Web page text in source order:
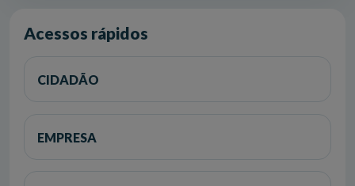
Acessos rápidos
CIDADÃO
EMPRESA